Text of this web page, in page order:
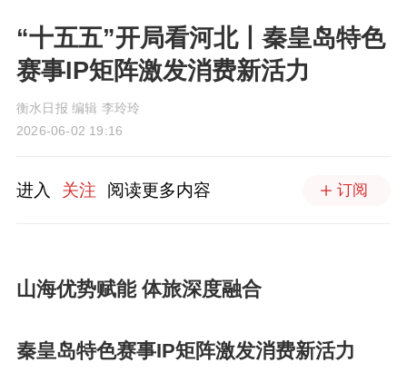
“十五五”开局看河北丨秦皇岛特色
赛事IP矩阵激发消费新活力
衡水日报 编辑 李玲玲
2026-06-02 19:16
进入 关注 阅读更多内容 订阅
山海优势赋能 体旅深度融合
秦皇岛特色赛事IP矩阵激发消费新活力